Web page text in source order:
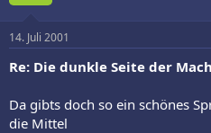
14. Juli 2001
Re: Die dunkle Seite der
Da gibts doch so ein schönes
die Mittel